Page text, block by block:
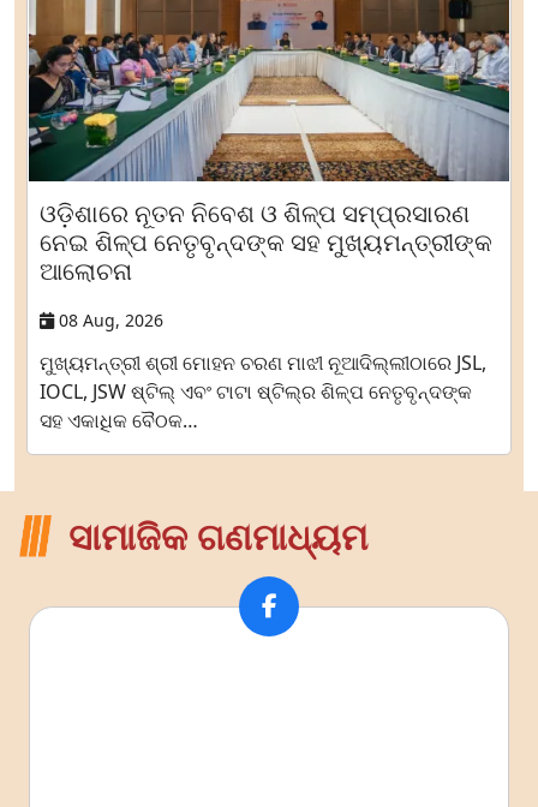
ଓଡ଼ିଶାରେ ନୂତନ ନିବେଶ ଓ ଶିଳ୍ପ ସମ୍ପ୍ରସାରଣ
ନେଇ ଶିଳ୍ପ ନେତୃବୃନ୍ଦଙ୍କ ସହ ମୁଖ୍ୟମନ୍ତ୍ରୀଙ୍କ
ଆଲୋଚନା
08 Aug, 2026
ମୁଖ୍ୟମନ୍ତ୍ରୀ ଶ୍ରୀ ମୋହନ ଚରଣ ମାଝୀ ନୂଆଦିଲ୍ଲୀଠାରେ JSL,
IOCL, JSW ଷ୍ଟିଲ୍ ଏବଂ ଟାଟା ଷ୍ଟିଲ୍‌ର ଶିଳ୍ପ ନେତୃବୃନ୍ଦଙ୍କ
ସହ ଏକାଧିକ ବୈଠକ…
ସାମାଜିକ ଗଣମାଧ୍ୟମ